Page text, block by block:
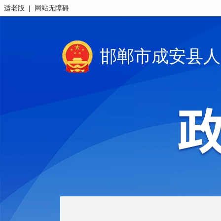
适老版 | 网站无障碍
邯郸市成安县